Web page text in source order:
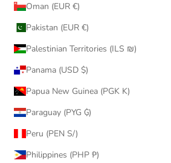
Oman (EUR €)
Pakistan (EUR €)
Palestinian Territories (ILS ₪)
Panama (USD $)
Papua New Guinea (PGK K)
Paraguay (PYG ₲)
Peru (PEN S/)
Philippines (PHP ₱)